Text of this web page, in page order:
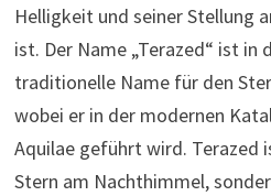
Helligkeit und seiner Stellung
ist. Der Name „Terazed“ ist in
traditionelle Name für den
wobei er in der modernen
Aquilae geführt wird. Terazed
Stern am Nachthimmel,